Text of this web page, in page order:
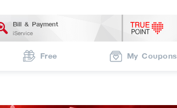
Bill & Payment
iService
Free My Coupons